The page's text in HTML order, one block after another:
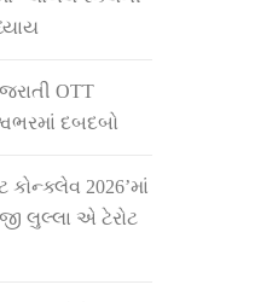
OTT
દબદબો
2026’માં
લુલ્લા એ ટેરોટ